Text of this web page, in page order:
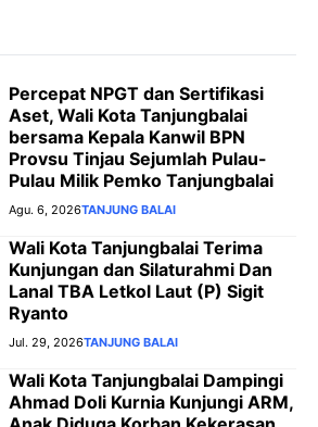
Percepat NPGT dan Sertifikasi
Aset, Wali Kota Tanjungbalai
bersama Kepala Kanwil BPN
Provsu Tinjau Sejumlah Pulau-
Pulau Milik Pemko Tanjungbalai
Agu. 6, 2026TANJUNG BALAI
Wali Kota Tanjungbalai Terima
Kunjungan dan Silaturahmi Dan
Lanal TBA Letkol Laut (P) Sigit
Ryanto
Jul. 29, 2026TANJUNG BALAI
Wali Kota Tanjungbalai Dampingi
Ahmad Doli Kurnia Kunjungi ARM,